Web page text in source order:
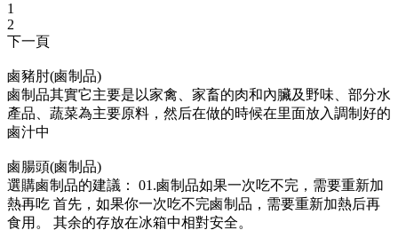
1
2
下一頁
鹵豬肘(鹵制品)
鹵制品其實它主要是以家禽、家畜的肉和內臟及野味、部分水
產品、蔬菜為主要原料，然后在做的時候在里面放入調制好的
鹵汁中
鹵腸頭(鹵制品)
選購鹵制品的建議： 01.鹵制品如果一次吃不完，需要重新加
熱再吃 首先，如果你一次吃不完鹵制品，需要重新加熱后再
食用。 其余的存放在冰箱中相對安全。